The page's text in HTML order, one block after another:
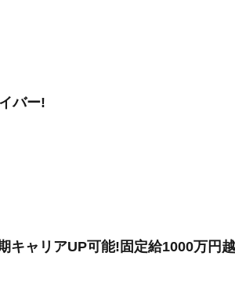
バー!
キャリアUP可能!固定給1000万円